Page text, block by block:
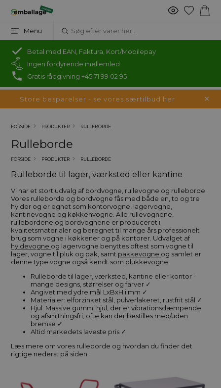
Menu
Betal med EAN, Faktura, Kort/Mobilepay
Ingen fordyrende mellemled
Gratis rådgivning +45 71 99 02 95
Store besparelser - se vores særtilbud her
FORSIDE PRODUKTER RULLEBORDE
Rulleborde
FORSIDE PRODUKTER RULLEBORDE
Rulleborde til lager, værksted eller kantine
Vi har et stort udvalg af bordvogne, rullevogne og rulleborde.
Vores rulleborde og bordvogne fås med både en, to og tre
hylder og er egnet som kontorvogne, lagervogne,
kantinevogne og køkkenvogne. Alle rullevognene,
rullebordene og bordvognene er produceret i
kvalitetsmaterialer og beregnet til mange års professionelt
brug som vogne i køkkener og på kontorer. Udvalget af
hyldevogne og lagervogne benyttes oftest som vogne til
lager, vogne til pluk og pak, samt pakkevogne og samlet er
denne type vogne også kendt som plukkevogne.
Rulleborde til lager, værksted, kantine eller kontor -
mange designs, størrelser og farver ✓
Angivet med ydre mål LxBxH i mm ✓
Materialer: elforzinket stål, pulverlakeret, rustfrit stål ✓
Hjul: Massive gummi hjul, der er vibrationsdæmpende
og afsmitningsfri, ofte kan der bestilles med/uden
bremse ✓
Altid markedets laveste pris ✓
Læs mere om vores rulleborde og hvordan du finder det
rigtige nederst på siden.